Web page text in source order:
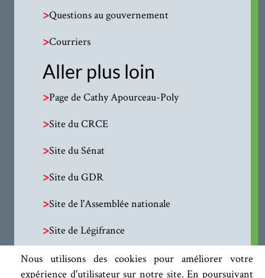
Nous utilisons des cookies pour améliorer votre
expérience d'utilisateur sur notre site. En poursuivant
>Questions au gouvernement
>Courriers
Aller plus loin
>Page de Cathy Apourceau-Poly
>Site du CRCE
>Site du Sénat
>Site du GDR
>Site de l'Assemblée nationale
>Site de Légifrance